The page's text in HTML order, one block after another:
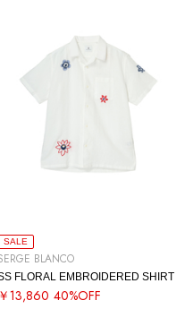
SALE
BLANCO
FLORAL EMBROIDERED SHIRT
￥13,860 40%OFF